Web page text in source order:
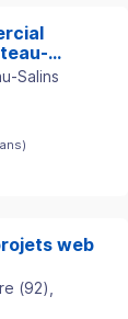
Salins
web
(92)